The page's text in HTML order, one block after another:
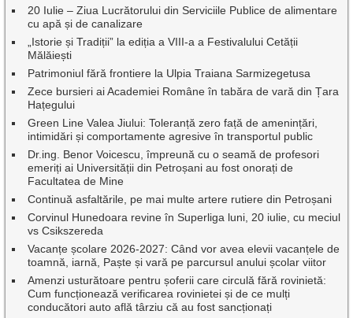
20 Iulie – Ziua Lucrătorului din Serviciile Publice de alimentare
cu apă și de canalizare
„Istorie și Tradiții” la ediția a VIII-a a Festivalului Cetății
Mălăiești
Patrimoniul fără frontiere la Ulpia Traiana Sarmizegetusa
Zece bursieri ai Academiei Române în tabăra de vară din Țara
Hațegului
Green Line Valea Jiului: Toleranță zero față de amenințări,
intimidări și comportamente agresive în transportul public
Dr.ing. Benor Voicescu, împreună cu o seamă de profesori
emeriți ai Universității din Petroșani au fost onorați de
Facultatea de Mine
Continuă asfaltările, pe mai multe artere rutiere din Petroșani
Corvinul Hunedoara revine în Superliga luni, 20 iulie, cu meciul
vs Csikszereda
Vacanțe școlare 2026-2027: Când vor avea elevii vacanțele de
toamnă, iarnă, Paște și vară pe parcursul anului școlar viitor
Amenzi usturătoare pentru șoferii care circulă fără rovinietă:
Cum funcționează verificarea rovinietei și de ce mulți
conducători auto află târziu că au fost sancționați